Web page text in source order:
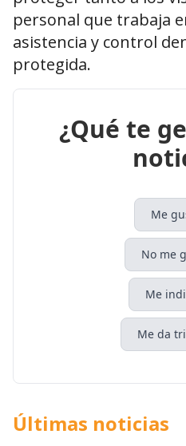
personal que trabaja
asistencia y control
protegida.
¿Qué te
Me
No me
Me
Me da
Últimas noticias